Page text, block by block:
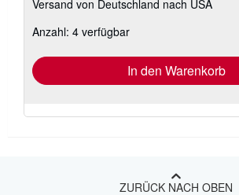
Informationen
Versand von Deutschland nach USA
Anzahl: 4 verfügbar
In den Warenkorb
ZURÜCK NACH OBEN